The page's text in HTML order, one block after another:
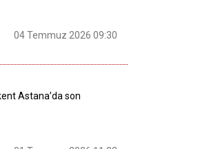
04 Temmuz 2026 09:30
Astana’da son